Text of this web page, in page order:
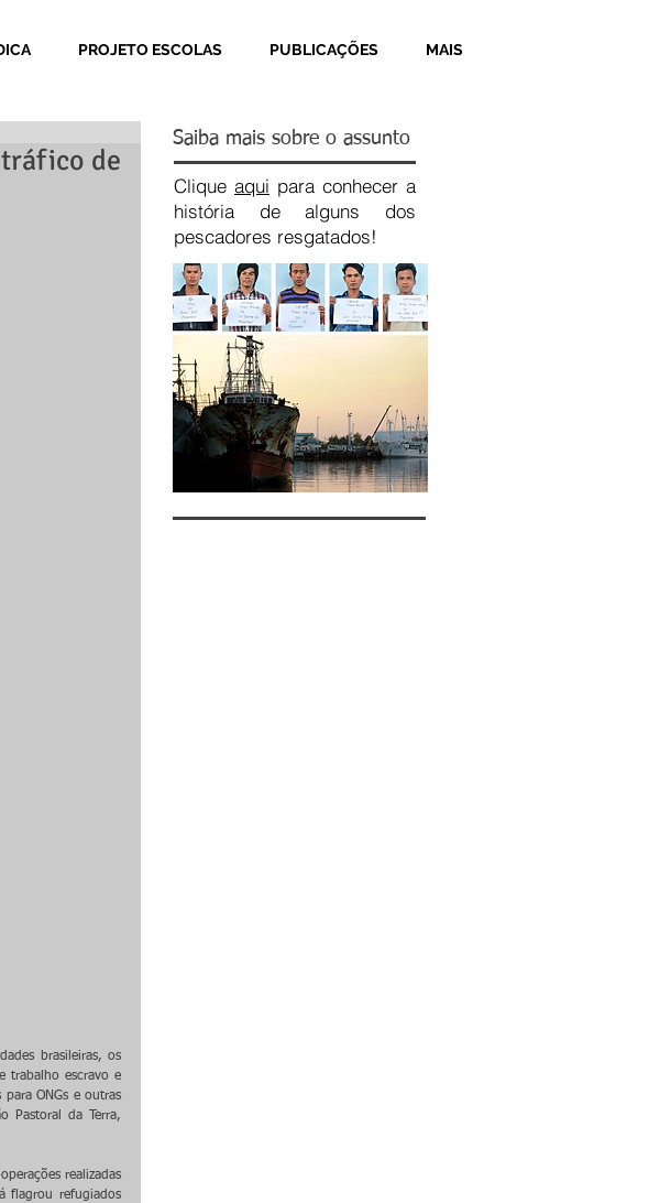
PROJETO ESCOLAS PUBLICAÇÕES MAIS
de
brasileiras, os
trabalho escravo e
ONGs e outras
Pastoral da Terra,
realizadas
flagrou refugiados
Saiba mais sobre o assunto
Clique aqui para conhecer a
história de alguns dos
pescadores resgatados!
Recent Posts